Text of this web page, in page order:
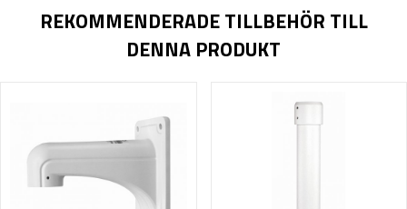
REKOMMENDERADE TILLBEHÖR TILL
DENNA PRODUKT